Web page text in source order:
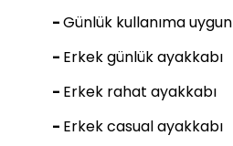
-Günlük kullanıma uygun
- Erkek günlük ayakkabı
- Erkek rahat ayakkabı
- Erkek casual ayakkabı